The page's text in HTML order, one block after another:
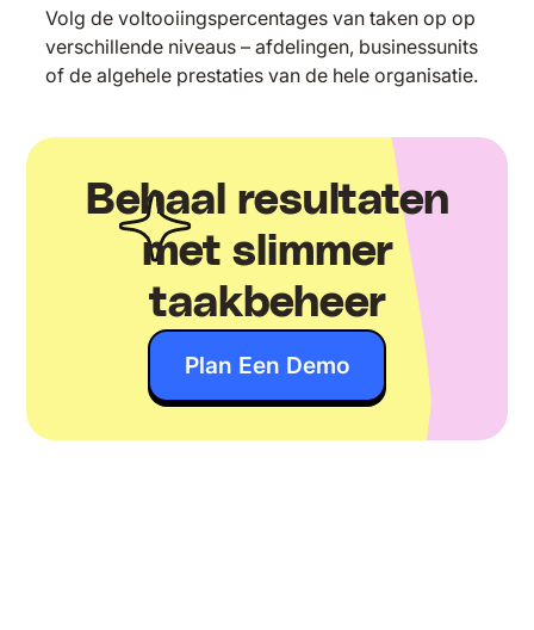
Volg de voltooiingspercentages van taken op op
verschillende niveaus – afdelingen, businessunits
of de algehele prestaties van de hele organisatie.
Behaal resultaten
met slimmer
taakbeheer
Plan Een Demo